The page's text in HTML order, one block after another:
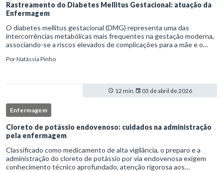
Rastreamento do Diabetes Mellitus Gestacional: atuação da
Enfermagem
O diabetes mellitus gestacional (DMG) representa uma das
intercorrências metabólicas mais frequentes na gestação moderna,
associando-se a riscos elevados de complicações para a mãe e o
enferm
PorNatássia Pinho
12 min. 03 de abril de 2026
Enfermagem
Cloreto de potássio endovenoso: cuidados na administração
pela enfermagem
Classificado como medicamento de alta vigilância, o preparo e a
administração do cloreto de potássio por via endovenosa exigem
conhecimento técnico aprofundado, atenção rigorosa aos